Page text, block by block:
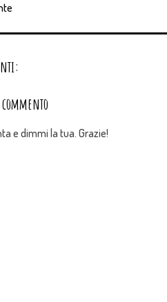
e dimmi la tua. Grazie!